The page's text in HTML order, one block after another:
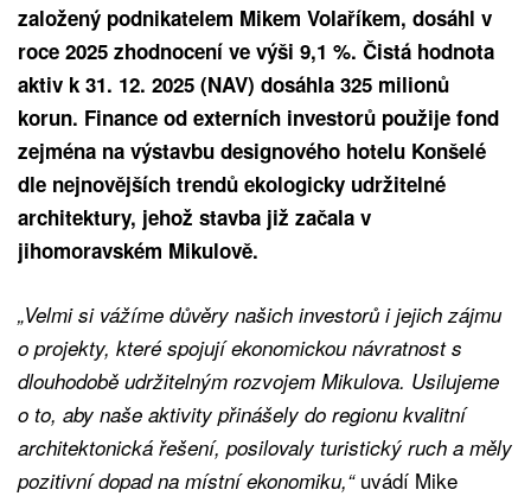
založený podnikatelem Mikem Volaříkem, dosáhl v
roce 2025 zhodnocení ve výši 9,1 %. Čistá hodnota
aktiv k 31. 12. 2025 (NAV) dosáhla 325 milionů
korun. Finance od externích investorů použije fond
zejména na výstavbu designového hotelu Konšelé
dle nejnovějších trendů ekologicky udržitelné
architektury, jehož stavba již začala v
jihomoravském Mikulově.
„Velmi si vážíme důvěry našich investorů i jejich zájmu
o projekty, které spojují ekonomickou návratnost s
dlouhodobě udržitelným rozvojem Mikulova. Usilujeme
o to, aby naše aktivity přinášely do regionu kvalitní
architektonická řešení, posilovaly turistický ruch a měly
pozitivní dopad na místní ekonomiku,“uvádí Mike